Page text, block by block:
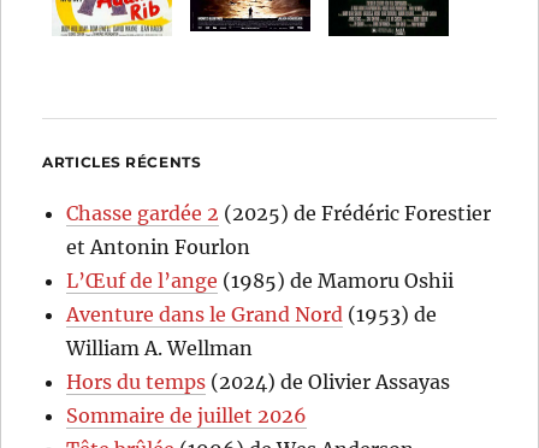
ARTICLES RÉCENTS
Chasse gardée 2 (2025) de Frédéric Forestier
et Antonin Fourlon
L’Œuf de l’ange (1985) de Mamoru Oshii
Aventure dans le Grand Nord (1953) de
William A. Wellman
Hors du temps (2024) de Olivier Assayas
Sommaire de juillet 2026